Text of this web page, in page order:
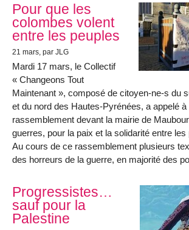
Pour que les
colombes volent
entre les peuples
21 mars, par JLG
Mardi 17 mars, le Collectif
« Changeons Tout
Maintenant », composé de citoyen-ne-s du
et du nord des Hautes-Pyrénées, a appelé à
rassemblement devant la mairie de
guerres, pour la paix et la solidarité entre les
Au cours de ce rassemblement plusieurs
des horreurs de la guerre, en majorité des
Progressistes…
sauf pour la
Palestine